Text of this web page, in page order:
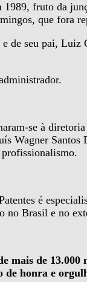
1989, fruto da
que fora
e de seu pai, Luiz
se à
Wagner Santos
é
no Brasil e no
mais de 13.000
de honra e